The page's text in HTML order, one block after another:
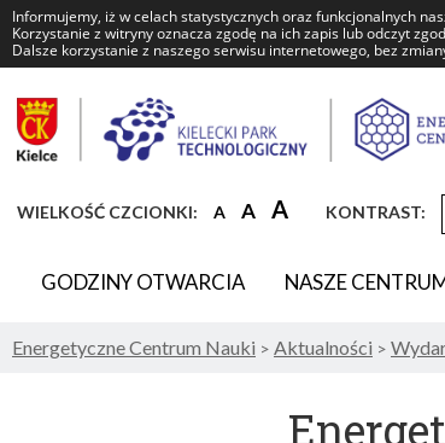
Informujemy, iż w celach statystycznych oraz funkcjonalnych
Korzystanie z witryny oznacza zgodę na ich zapis lub odczyt
Dalsze korzystanie z naszego serwisu internetowego, bez
Energetyczne
Centrum
WIELKOŚĆ CZCIONKI: A DOMYŚLNY
A WIĘKSZA
A NAJWIĘKSZA
KONTRAST:
GODZINY OTWARCIA NASZE
Energetyczne Centrum Nauki > Aktualności >